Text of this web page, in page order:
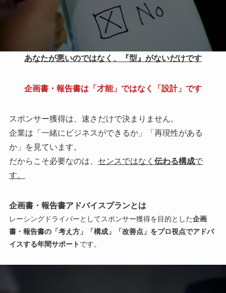
あなたが悪いのではなく、『型』がないだけです
企画書・報告書は「才能」ではなく「設計」です
スポンサー獲得は、速さだけで決まりません。
企業は「一緒にビジネスができるか」「再現性がある
か」を見ています。
だからこそ必要なのは、 センスではなく 伝わる構成で
す。
企画書・報告書アドバイスプランとは
レーシングドライバーとしてスポンサー獲得を目的とした企画
書・報告書の「考え方」「構成」「改善点」をプロ視点でアドバ
イスする年間サポートです。